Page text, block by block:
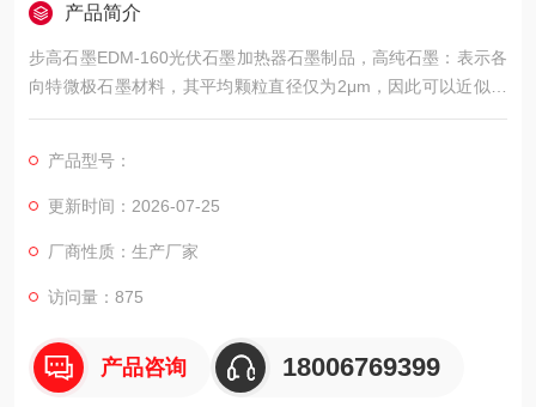
产品简介
步高石墨EDM-160光伏石墨加热器石墨制品，高纯石墨：表示各
向特微极石墨材料，其平均颗粒直径仅为2μm，因此可以近似于
镜面的表面光洁度；同时具有良好的切削性能和优异的耐磨性，
产品型号：
更新时间：2026-07-25
厂商性质：生产厂家
访问量：875
产品咨询 18006769399